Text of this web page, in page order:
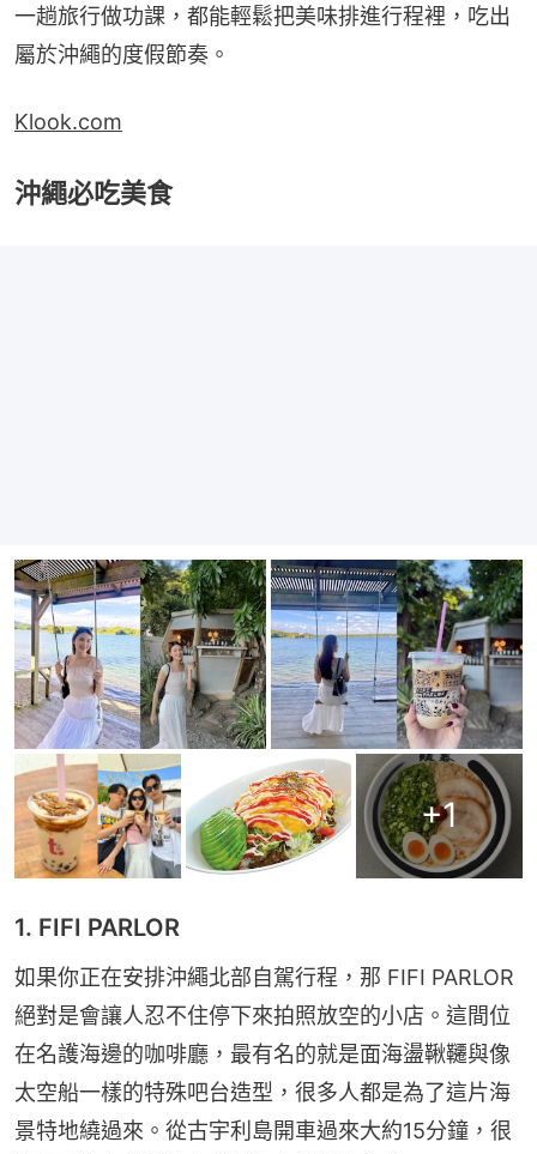
一趟旅行做功課，都能輕鬆把美味排進行程裡，吃出
屬於沖繩的度假節奏。
Klook.com
沖繩必吃美食
+1
1. FIFI PARLOR
如果你正在安排沖繩北部自駕行程，那 FIFI PARLOR
絕對是會讓人忍不住停下來拍照放空的小店。這間位
在名護海邊的咖啡廳，最有名的就是面海盪鞦韆與像
太空船一樣的特殊吧台造型，很多人都是為了這片海
景特地繞過來。從古宇利島開車過來大約15分鐘，很